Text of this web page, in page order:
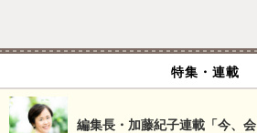
特集・連載
編集長・加藤紀子連載「今、会